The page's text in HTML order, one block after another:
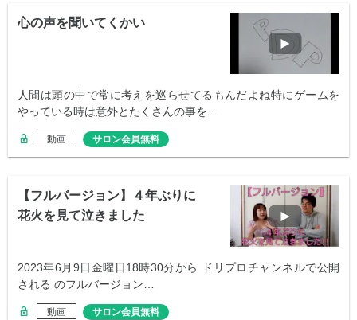
心の声を聞いてくかい
人間は頭の中で常に考えを巡らせてるもんだよね特にゲームを
やっている時は意外とたくさんの事を…
動画 サロン会員無料
【フルバージョン】４年ぶりに
花火を見て泣きました
2023年6月9日金曜日18時30分から ドリプロチャンネルで公開
される のフルバージョン…
動画 サロン会員無料